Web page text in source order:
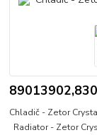
Chladič - Zetor
Radiator - Zetor